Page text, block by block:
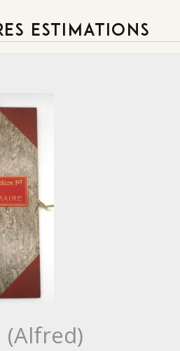
ESTIMATIONS
(Alfred)